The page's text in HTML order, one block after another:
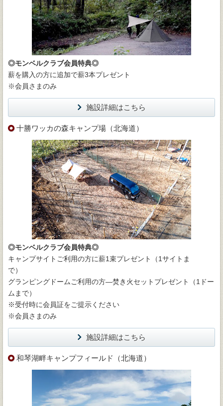
◎モンベルクラブ会員特典◎
薪を購入の方に追加で薪3本プレゼント
※会員さまのみ
施設詳細はこちら
十勝ワッカの森キャンプ場（北海道）
◎モンベルクラブ会員特典◎
キャンプサイトご利用の方に薪1束プレゼント（1サイトま
で）
グランピングドームご利用の方―焚き火セットプレゼント（1ドー
ムまで）
※受付時に会員証をご提示ください
※会員さまのみ
施設詳細はこちら
和琴湖畔キャンプフィールド（北海道）